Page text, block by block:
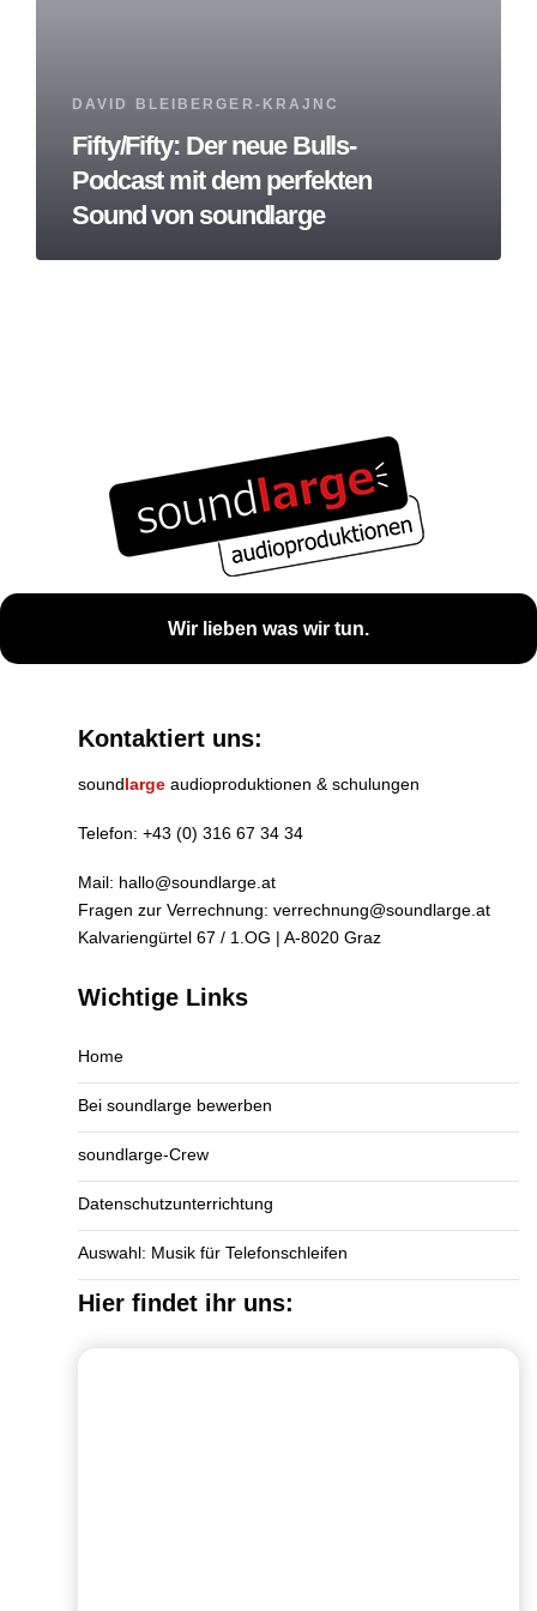
Tags
DAVID BLEIBERGER-KRAJNC
Fifty/Fifty: Der neue Bulls-
Podcast mit dem perfekten
Sound von soundlarge
Wir lieben was wir tun.
Kontaktiert uns:
soundlarge audioproduktionen & schulungen
Telefon: +43 (0) 316 67 34 34
Mail: hallo@soundlarge.at
Fragen zur Verrechnung: verrechnung@soundlarge.at
Kalvariengürtel 67 / 1.OG | A-8020 Graz
Wichtige Links
Home
Bei soundlarge bewerben
soundlarge-Crew
Datenschutzunterrichtung
Auswahl: Musik für Telefonschleifen
Hier findet ihr uns: